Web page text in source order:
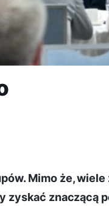
Mimo że,
zyskać znaczącą